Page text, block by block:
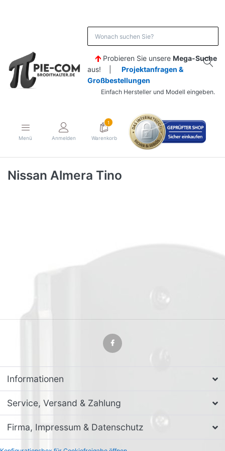
Probieren Sie unsere Mega-Suche
aus! | Projektanfragen &
Großbestellungen
Einfach Hersteller und Modell eingeben.
Menü Anmelden
1
Warenkorb
Nissan Almera Tino
Informationen
Service, Versand & Zahlung
Firma, Impressum & Datenschutz